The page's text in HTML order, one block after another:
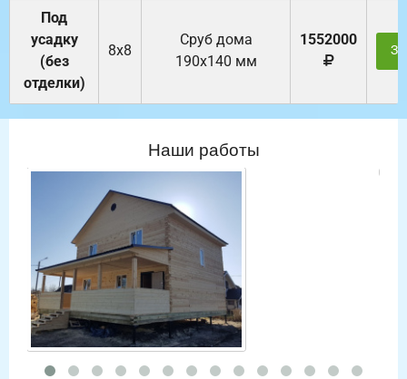
Под
усадку
(без
отделки)
8х8
Cруб дома
190х140 мм
1552000
Наши работы